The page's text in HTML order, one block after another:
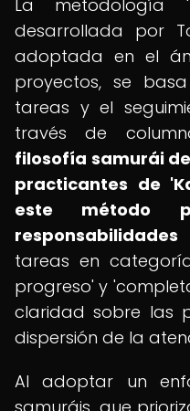
La metodología
desarrollada por
adoptada en el
proyectos, se
tareas y el
través de
filosofía samurái
practicantes de
este método
tareas en
progreso' y
claridad sobre las
dispersión de la
Al adoptar un